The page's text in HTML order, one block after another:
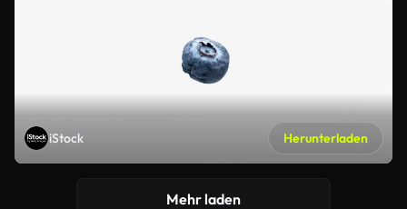
iStock Herunterladen
Mehr laden